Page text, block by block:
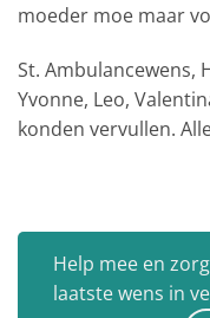
moeder moe maar
St. Ambulancewens,
Yvonne, Leo,
konden vervullen.
Help mee en
laatste wens in